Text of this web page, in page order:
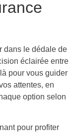
dans le dédale de
éclairée entre
pour vous guider
attentes, en
option selon
pour profiter